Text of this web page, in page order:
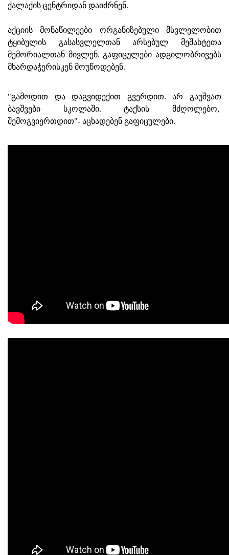
ქალაქის ცენტრიდან დაიძრნენ.
აქციის მონაწილეები ორგანიზებული მსვლელობით
ტყიბულის გასასვლელთან არსებულ მეშახტეთა
მემორიალთან მივლენ. გაფიცულები ადგილობრივებს
მხარდაჭერისკენ მოუწოდებენ.
"გამოდით და დაგვიდექით გვერდით. არ გაუშვათ
ბავშვები სკოლაში. ტაქსის მძღოლებო,
შემოგვიერთდით"- აცხადებენ გაფიცულები.